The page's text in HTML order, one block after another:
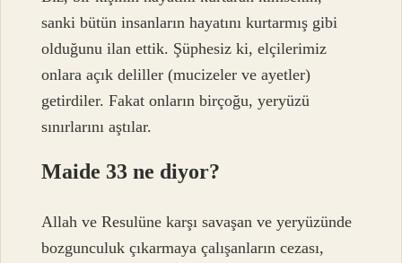
sanki bütün insanların hayatını kurtarmış gibi
olduğunu ilan ettik. Şüphesiz ki, elçilerimiz
onlara açık deliller (mucizeler ve ayetler)
getirdiler. Fakat onların birçoğu, yeryüzü
sınırlarını aştılar.
Maide 33 ne diyor?
Allah ve Resulüne karşı savaşan ve yeryüzünde
bozgunculuk çıkarmaya çalışanların cezası,